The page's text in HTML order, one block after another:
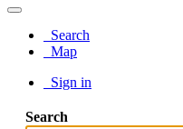
Search
Map
Sign in
Search